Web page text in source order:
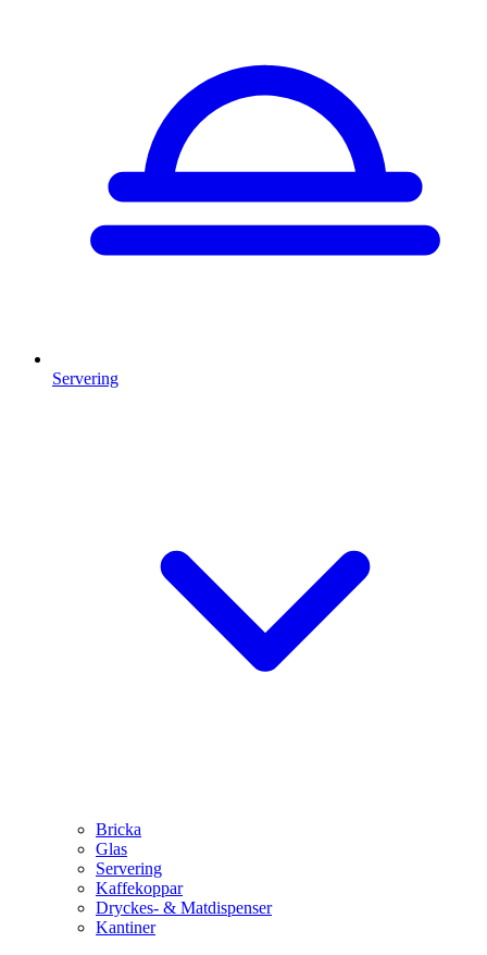
Servering
Bricka
Glas
Servering
Kaffekoppar
Dryckes- & Matdispenser
Kantiner